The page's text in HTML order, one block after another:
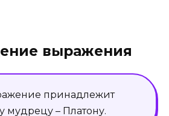
выражения
принадлежит
мудрецу – Платону.